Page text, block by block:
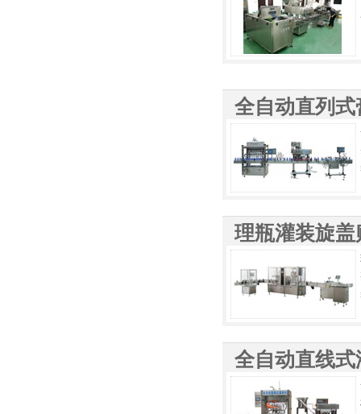
全自动直列
理瓶灌装旋
全自动直线